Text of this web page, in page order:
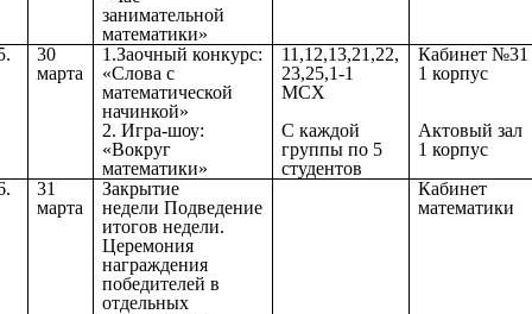
занимательной
математики»
30
марта
1.Заочный конкурс:
«Слова с
математической
начинкой»
2. Игра-шоу:
«Вокруг
математики»
11,12,13,21,22,
23,25,1-1
МСХ
С каждой
группы по 5
студентов
Кабинет №31
1 корпус
Актовый зал
1 корпус
31
марта
Закрытие
недели Подведение
итогов недели.
Церемония
награждения
победителей в
отдельных
Кабинет
математики